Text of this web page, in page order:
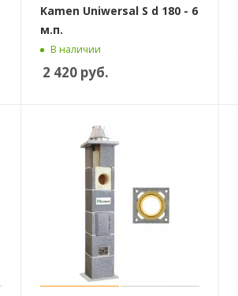
Kamen Uniwersal S d 180 - 6
м.п.
В наличии
2 420руб.